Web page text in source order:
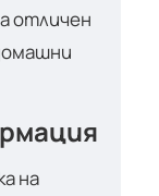
отличен
на